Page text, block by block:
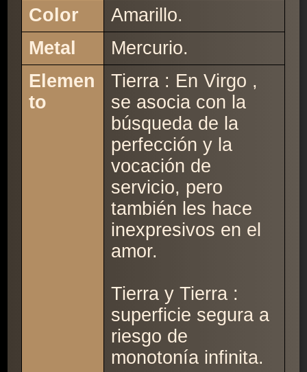
Color
Amarillo.
Metal
Mercurio.
Elemen
to
Tierra : En Virgo ,
se asocia con la
búsqueda de la
perfección y la
vocación de
servicio, pero
también les hace
inexpresivos en el
amor.
Tierra y Tierra :
superficie segura a
riesgo de
monotonía infinita.